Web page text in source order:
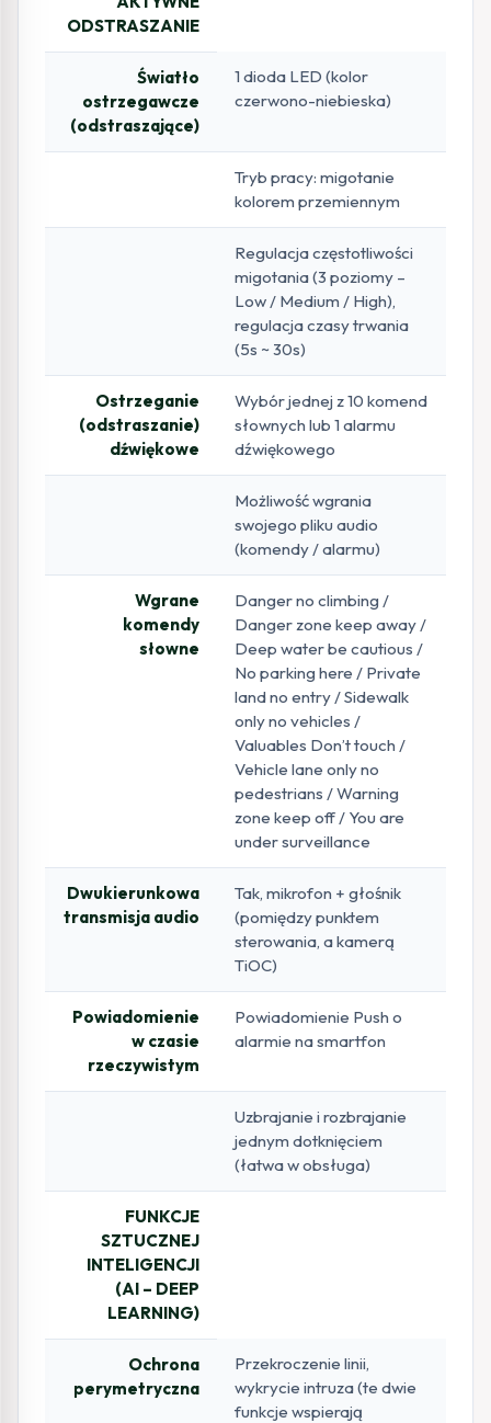
ODSTRASZANIE
Światło
ostrzegawcze
(odstraszające)
1 dioda LED (kolor
czerwono-niebieska)
Tryb pracy: migotanie
kolorem przemiennym
Regulacja częstotliwości
migotania (3 poziomy –
Low / Medium / High),
regulacja czasy trwania
(5s ~ 30s)
Ostrzeganie
(odstraszanie)
dźwiękowe
Wybór jednej z 10 komend
słownych lub 1 alarmu
dźwiękowego
Możliwość wgrania
swojego pliku audio
(komendy / alarmu)
Wgrane
komendy
słowne
Danger no climbing /
Danger zone keep away /
Deep water be cautious /
No parking here / Private
land no entry / Sidewalk
only no vehicles /
Valuables Don’t touch /
Vehicle lane only no
pedestrians / Warning
zone keep off / You are
under surveillance
Dwukierunkowa
transmisja audio
Tak, mikrofon + głośnik
(pomiędzy punktem
sterowania, a kamerą
TiOC)
Powiadomienie
w czasie
rzeczywistym
Powiadomienie Push o
alarmie na smartfon
Uzbrajanie i rozbrajanie
jednym dotknięciem
(łatwa w obsługa)
FUNKCJE
SZTUCZNEJ
INTELIGENCJI
(AI – DEEP
LEARNING)
Ochrona
perymetryczna
Przekroczenie linii,
wykrycie intruza (te dwie
funkcje wspierają